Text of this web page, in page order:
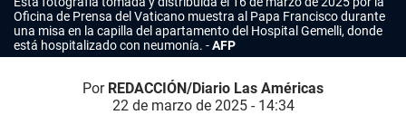
Oficina de Prensa del Vaticano muestra al Papa Francisco durante
una misa en la capilla del apartamento del Hospital Gemelli, donde
está hospitalizado con neumonía.
AFP
Por REDACCIÓN/Diario Las Américas
22 de marzo de 2025 - 14:34